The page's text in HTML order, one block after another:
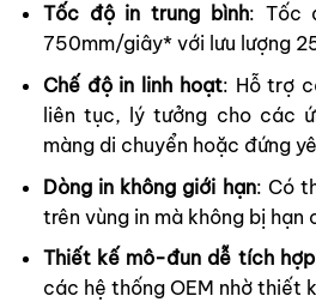
Tốc độ in trung bình: Tốc
750mm/giây* với lưu lượng
Chế độ in linh hoạt: Hỗ trợ
liên tục, lý tưởng cho các
màng di chuyển hoặc đứng
Dòng in không giới hạn: Có
trên vùng in mà không bị hạn
Thiết kế mô-đun dễ tích hợp
các hệ thống OEM nhờ thiết